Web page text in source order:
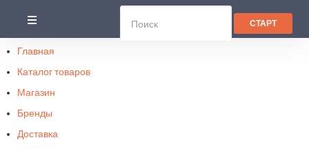
Главная
Каталог товаров
Магазин
Бренды
Доставка